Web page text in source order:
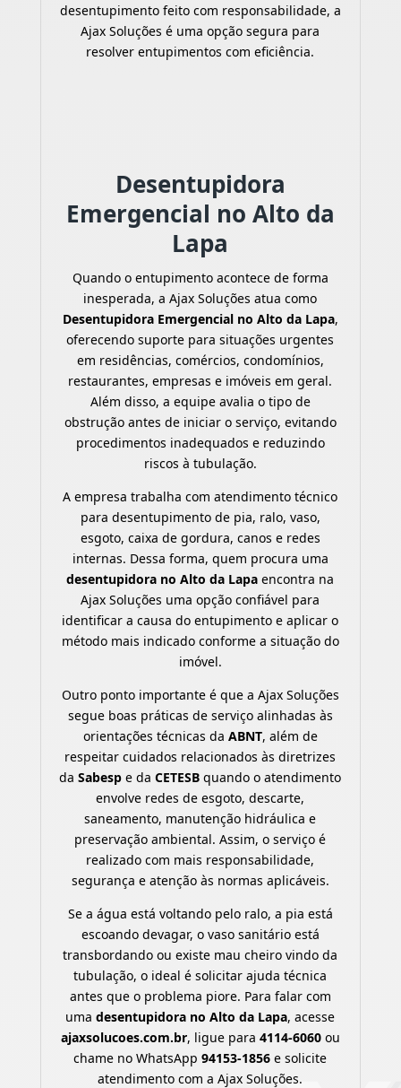
desentupimento feito com responsabilidade, a
Ajax Soluções é uma opção segura para
resolver entupimentos com eficiência.
Desentupidora
Emergencial no Alto da
Lapa
Quando o entupimento acontece de forma
inesperada, a Ajax Soluções atua como
Desentupidora Emergencial no Alto da Lapa,
oferecendo suporte para situações urgentes
em residências, comércios, condomínios,
restaurantes, empresas e imóveis em geral.
Além disso, a equipe avalia o tipo de
obstrução antes de iniciar o serviço, evitando
procedimentos inadequados e reduzindo
riscos à tubulação.
A empresa trabalha com atendimento técnico
para desentupimento de pia, ralo, vaso,
esgoto, caixa de gordura, canos e redes
internas. Dessa forma, quem procura uma
desentupidora no Alto da Lapa encontra na
Ajax Soluções uma opção confiável para
identificar a causa do entupimento e aplicar o
método mais indicado conforme a situação do
imóvel.
Outro ponto importante é que a Ajax Soluções
segue boas práticas de serviço alinhadas às
orientações técnicas da ABNT, além de
respeitar cuidados relacionados às diretrizes
daSabesp e daCETESB quando o atendimento
envolve redes de esgoto, descarte,
saneamento, manutenção hidráulica e
preservação ambiental. Assim, o serviço é
realizado com mais responsabilidade,
segurança e atenção às normas aplicáveis.
Se a água está voltando pelo ralo, a pia está
escoando devagar, o vaso sanitário está
transbordando ou existe mau cheiro vindo da
tubulação, o ideal é solicitar ajuda técnica
antes que o problema piore. Para falar com
umadesentupidora no Alto da Lapa, acesse
ajaxsolucoes.com.br, ligue para 4114-6060ou
chame no WhatsApp94153-1856 e solicite
atendimento com a Ajax Soluções.